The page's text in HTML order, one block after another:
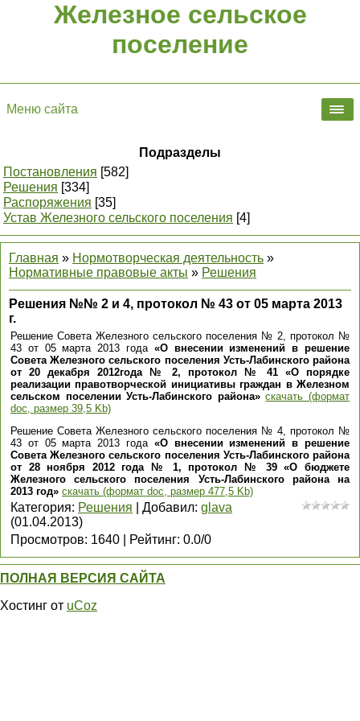
Железное сельское
поселение
Меню сайта
Подразделы
Постановления [582]
Решения [334]
Распоряжения [35]
Устав Железного сельского поселения [4]
Главная » Нормотворческая деятельность »
Нормативные правовые акты » Решения
Решения №№ 2 и 4, протокол № 43 от 05 марта 2013
г.
Решение Совета Железного сельского поселения № 2, протокол №
43 от 05 марта 2013 года «О внесении изменений в решение
Совета Железного сельского поселения Усть-Лабинского района
от 20 декабря 2012года № 2, протокол № 41 «О порядке
реализации правотворческой инициативы граждан в Железном
сельском поселении Усть-Лабинского района» скачать (формат
doc, размер 39,5 Kb)
Решение Совета Железного сельского поселения № 4, протокол №
43 от 05 марта 2013 года «О внесении изменений в решение
Совета Железного сельского поселения Усть-Лабинского района
от 28 ноября 2012 года № 1, протокол № 39 «О бюджете
Железного сельского поселения Усть-Лабинского района на
2013 год» скачать (формат doc, размер 477,5 Kb)
Категория: Решения Добавил: glava
(01.04.2013)
Просмотров: 1640 Рейтинг: 0.0/0
ПОЛНАЯ ВЕРСИЯ САЙТА
Хостинг от uCoz